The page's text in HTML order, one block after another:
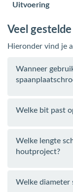
Uitvoering
Veel
Hieronder vind je
Wanneer
Welke bit past
Welke lengte
houtproject?
Welke diameter